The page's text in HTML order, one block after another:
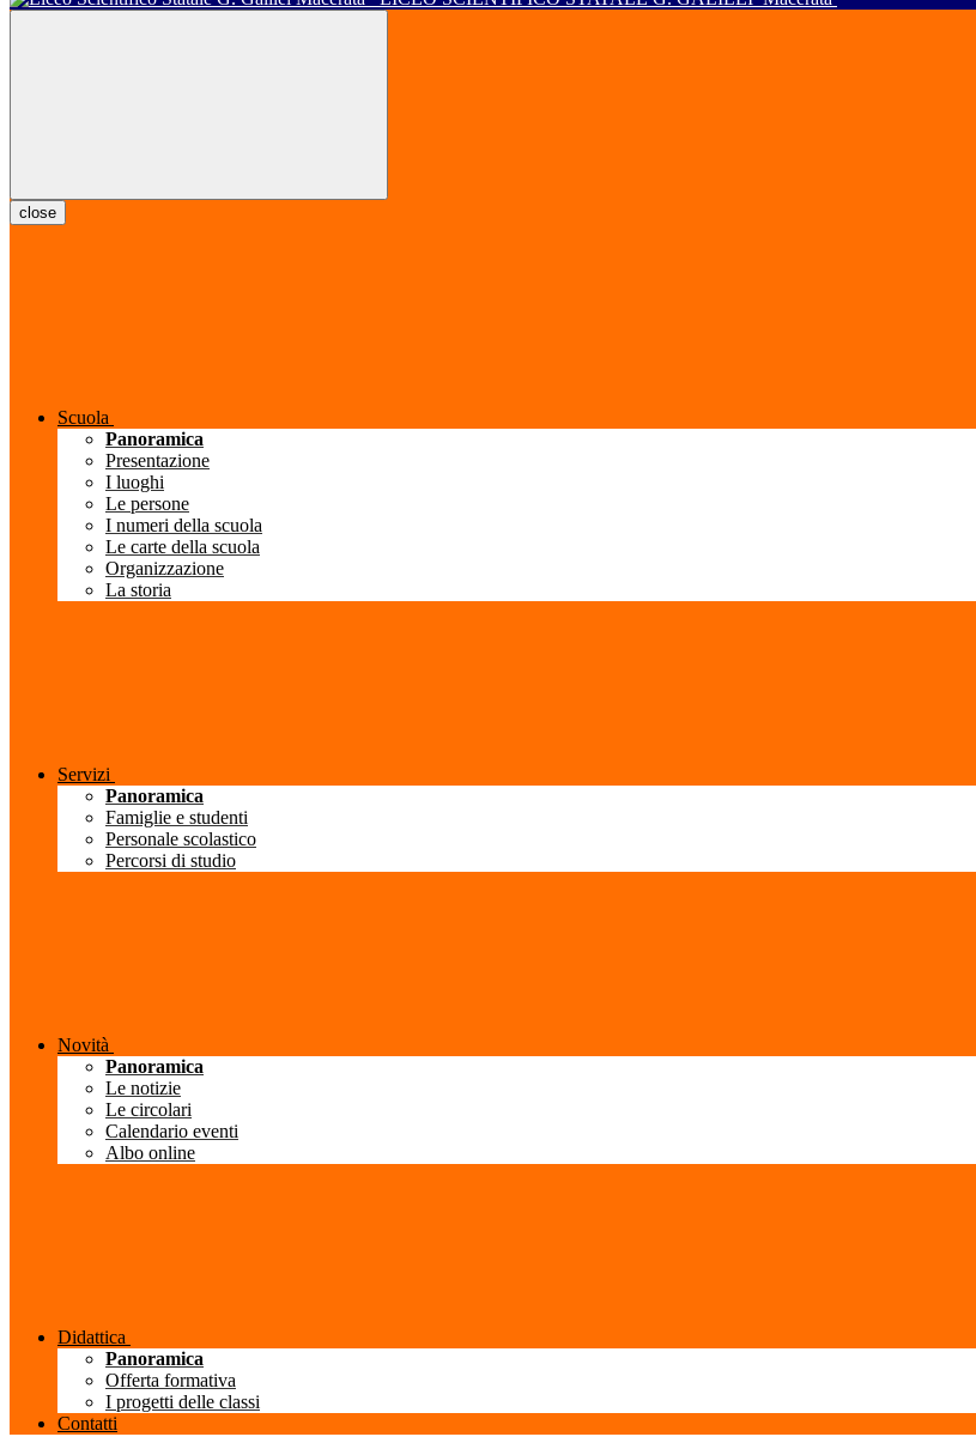
close
Scuola
Panoramica
Presentazione
I luoghi
Le persone
I numeri della scuola
Le carte della scuola
Organizzazione
La storia
Servizi
Panoramica
Famiglie e studenti
Personale scolastico
Percorsi di studio
Novità
Panoramica
Le notizie
Le circolari
Calendario eventi
Albo online
Didattica
Panoramica
Offerta formativa
I progetti delle classi
Contatti